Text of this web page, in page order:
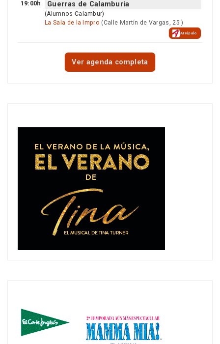
19:00h Guerras de Calamburia
(Alumnos Calambur)
La Sala de la Impro (Calle Martín de Vargas, 25 )
Atrápalo
Ver agenda completa